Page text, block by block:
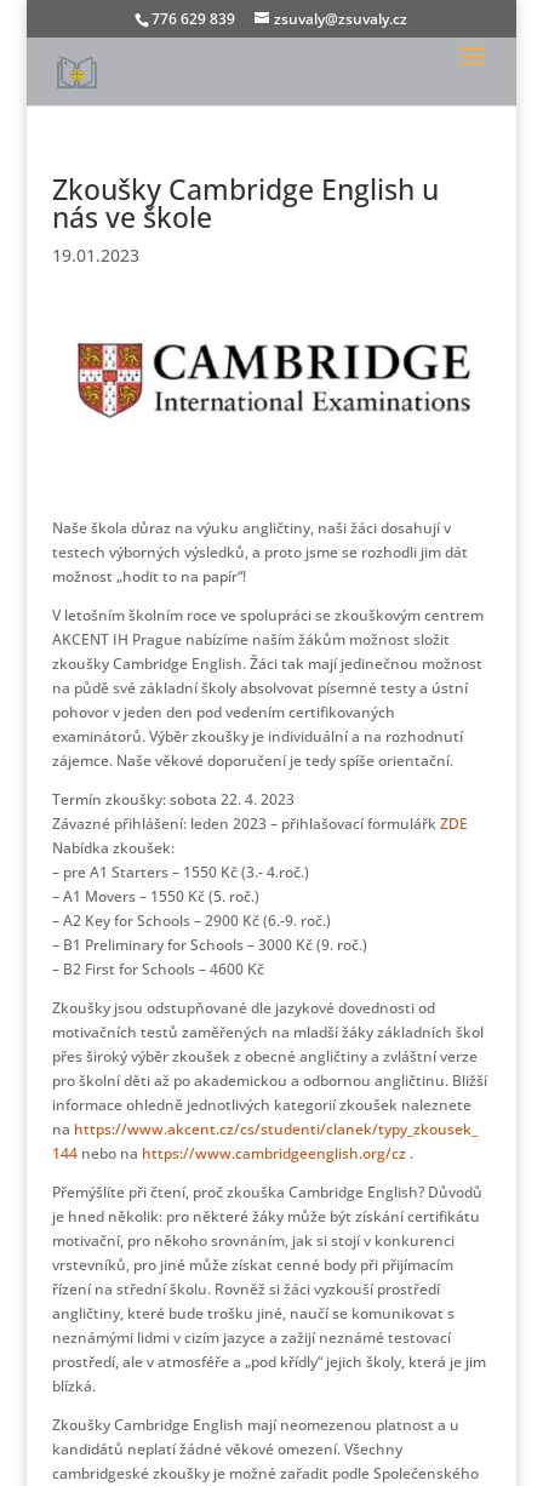
776 629 839 zsuvaly@zsuvaly.cz
Zkoušky Cambridge English u
nás ve škole
19.01.2023
Naše škola důraz na výuku angličtiny, naši žáci dosahují v
testech výborných výsledků, a proto jsme se rozhodli jim dát
možnost „hodit to na papír“!
V letošním školním roce ve spolupráci se zkouškovým centrem
AKCENT IH Prague nabízíme naším žákům možnost složit
zkoušky Cambridge English. Žáci tak mají jedinečnou možnost
na půdě své základní školy absolvovat písemné testy a ústní
pohovor v jeden den pod vedením certifikovaných
examinátorů. Výběr zkoušky je individuální a na rozhodnutí
zájemce. Naše věkové doporučení je tedy spíše orientační.
Termín zkoušky: sobota 22. 4. 2023
Závazné přihlášení: leden 2023 – přihlašovací formulářkZDE
Nabídka zkoušek:
– pre A1 Starters – 1550 Kč (3.- 4.roč.)
– A1 Movers – 1550 Kč (5. roč.)
– A2 Key for Schools – 2900 Kč (6.-9. roč.)
– B1 Preliminary for Schools – 3000 Kč (9. roč.)
– B2 First for Schools – 4600 Kč
Zkoušky jsou odstupňované dle jazykové dovednosti od
motivačních testů zaměřených na mladší žáky základních škol
přes široký výběr zkoušek z obecné angličtiny a zvláštní verze
pro školní děti až po akademickou a odbornou angličtinu. Bližší
informace ohledně jednotlivých kategorií zkoušek naleznete
na https://www.akcent.cz/cs/studenti/clanek/typy_zkousek_
144nebo na https://www.cambridgeenglish.org/cz.
Přemýšlíte při čtení, proč zkouška Cambridge English? Důvodů
je hned několik: pro některé žáky může být získání certifikátu
motivační, pro někoho srovnáním, jak si stojí v konkurenci
vrstevníků, pro jiné může získat cenné body při přijímacím
řízení na střední školu. Rovněž si žáci vyzkouší prostředí
angličtiny, které bude trošku jiné, naučí se komunikovat s
neznámými lidmi v cizím jazyce a zažijí neznámé testovací
prostředí, ale v atmosféře a „pod křídly“ jejich školy, která je jim
blízká.
Zkoušky Cambridge English mají neomezenou platnost a u
kandidátů neplatí žádné věkové omezení. Všechny
cambridgeské zkoušky je možné zařadit podle Společenského